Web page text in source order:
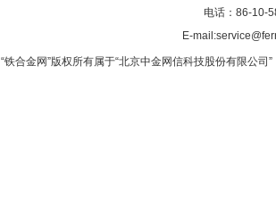
电话：86-10-
E-
“铁合金网”版权所有属于“北京中金网信科技股份有限公司